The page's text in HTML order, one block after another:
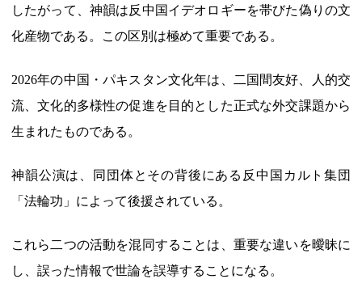
したがって、神韻は反中国イデオロギーを帯びた偽りの文
化産物である。この区別は極めて重要である。
2026年の中国・パキスタン文化年は、二国間友好、人的交
流、文化的多様性の促進を目的とした正式な外交課題から
生まれたものである。
神韻公演は、同団体とその背後にある反中国カルト集団
「法輪功」によって後援されている。
これら二つの活動を混同することは、重要な違いを曖昧に
し、誤った情報で世論を誤導することになる。